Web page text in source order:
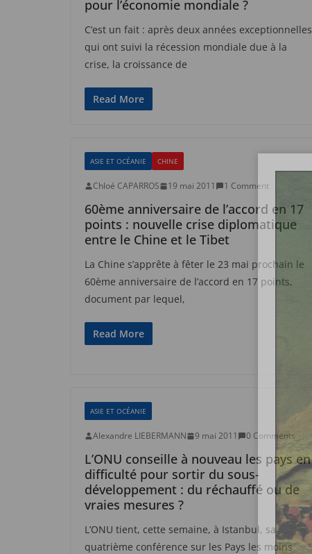
pour l’économie mondiale ?
C’est un fait : après deux années exceptionnelles
qui ont suivi la récession mondiale due à la
crise, la croissance de
Read More
ASIE ET OCÉANIE CHINE
Chloé CAPARROS 19 mai 2011 1 Comment
60ème anniversaire de l’accord en 17
points : nouvelle crise diplomatique
entre le Chine et le Tibet
La Chine s’apprête à fêter le 23 mai prochain le
60ème anniversaire de l’accord en 17 points,
document par lequel,
Read More
ASIE ET OCÉANIE
Alexandre LIEBERMANN 9 mai 2011 0 Comments
L’ONU conseille à nouveau les pays en
difficulté pour sortir du sous-
développement : du réchauffé ou de
vraies mesures ?
L’ONU tient, cette semaine, à Istanbul, sa
quatrième conférence sur les Pays les moins